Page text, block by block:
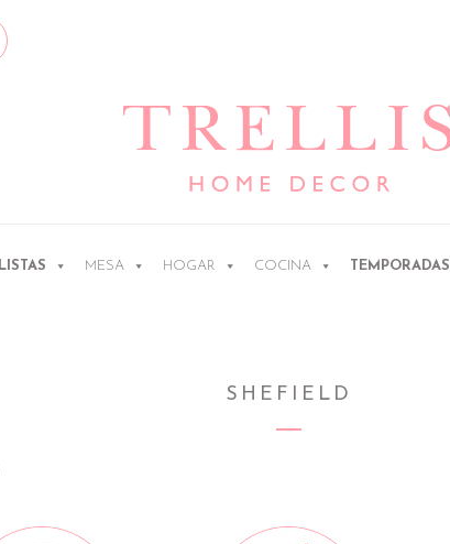
Ir
a
Ir
al
contenido
LISTAS MESA HOGAR COCINA TEMPORADAS
SHEFIELD